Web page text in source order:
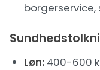
borgerservice,
Løn: 400-600